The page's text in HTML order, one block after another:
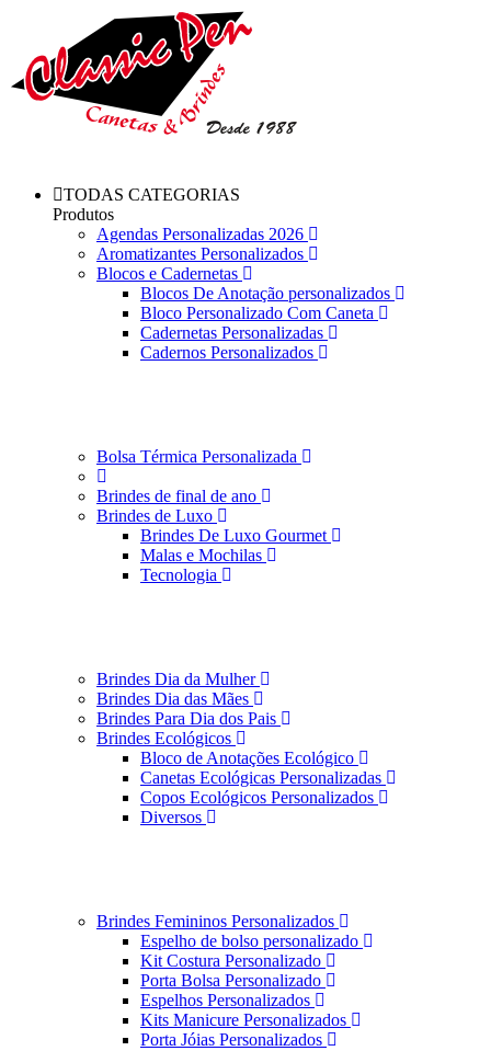
TODAS CATEGORIAS
Produtos
Agendas Personalizadas 2026
Aromatizantes Personalizados
Blocos e Cadernetas
Blocos De Anotação personalizados
Bloco Personalizado Com Caneta
Cadernetas Personalizadas
Cadernos Personalizados
Bolsa Térmica Personalizada
Brindes de final de ano
Brindes de Luxo
Brindes De Luxo Gourmet
Malas e Mochilas
Tecnologia
Brindes Dia da Mulher
Brindes Dia das Mães
Brindes Para Dia dos Pais
Brindes Ecológicos
Bloco de Anotações Ecológico
Canetas Ecológicas Personalizadas
Copos Ecológicos Personalizados
Diversos
Brindes Femininos Personalizados
Espelho de bolso personalizado
Kit Costura Personalizado
Porta Bolsa Personalizado
Espelhos Personalizados
Kits Manicure Personalizados
Porta Jóias Personalizados